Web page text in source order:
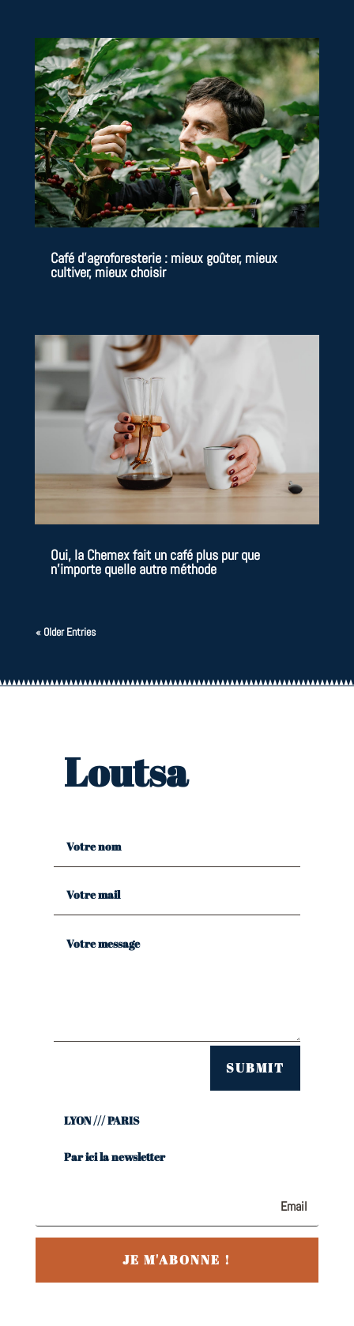
Café d’agroforesterie : mieux goûter, mieux
cultiver, mieux choisir
Oui, la Chemex fait un café plus pur que
n’importe quelle autre méthode
« Older Entries
Loutsa
SUBMIT
LYON /// PARIS
Par ici la newsletter
JE M'ABONNE !